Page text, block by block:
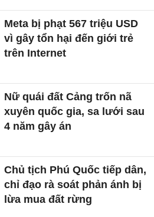
Meta bị phạt 567 triệu USD
vì gây tổn hại đến giới trẻ
trên Internet
Nữ quái đất Cảng trốn nã
xuyên quốc gia, sa lưới sau
4 năm gây án
Chủ tịch Phú Quốc tiếp dân,
chỉ đạo rà soát phản ánh bị
lừa mua đất rừng